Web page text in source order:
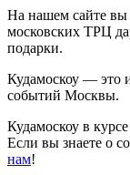
На нашем сайте
московских ТРЦ
подарки.
Кудамоскоу — это
событий Москвы.
Кудамоскоу в
Если вы знаете о
нам!